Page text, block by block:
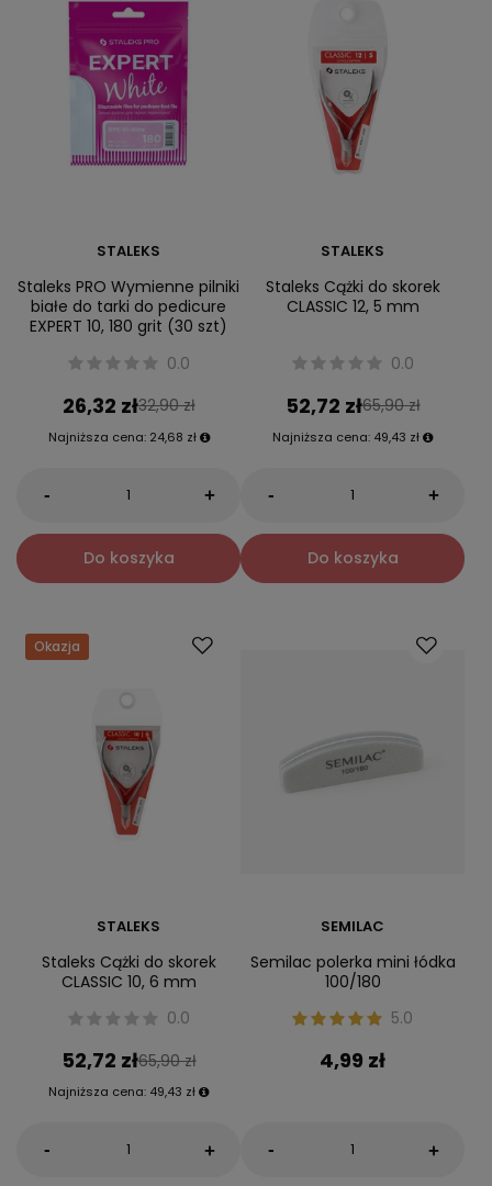
STALEKS
Staleks PRO Wymienne pilniki
białe do tarki do pedicure
EXPERT 10, 180 grit (30 szt)
0.0
26,32 zł32,90 zł
Najniższa cena: 24,68 zł
- +
Do koszyka
STALEKS
Staleks Cążki do skorek
CLASSIC 12, 5 mm
0.0
52,72 zł65,90 zł
Najniższa cena: 49,43 zł
- +
Do koszyka
Okazja
STALEKS
Staleks Cążki do skorek
CLASSIC 10, 6 mm
0.0
52,72 zł65,90 zł
Najniższa cena: 49,43 zł
- +
SEMILAC
Semilac polerka mini łódka
100/180
5.0
4,99 zł
- +